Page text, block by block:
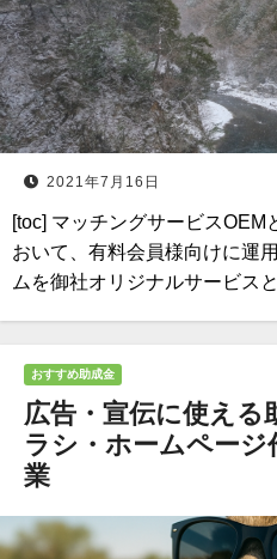
2021年7月16日
[toc] マッチングサービスOEM
おいて、有料会員様向けに運
ムを御社オリジナルサービス
おすすめ助成金
広告・宣伝に使え
ラシ・ホームペー
業